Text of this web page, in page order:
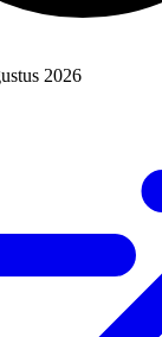
2026